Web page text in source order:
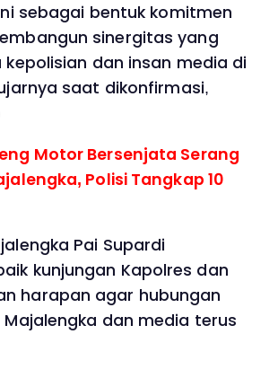
sebagai bentuk komitmen
sinergitas yang
dan insan media di
saat dikonfirmasi,
Motor Bersenjata Serang
Polisi Tangkap 10
Pai Supardi
kunjungan Kapolres dan
harapan agar hubungan
dan media terus